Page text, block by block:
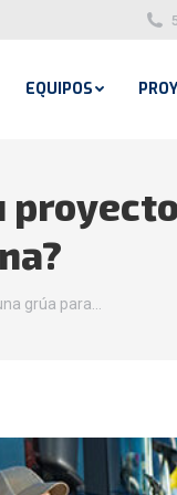
EQUIPOS
grúa para…